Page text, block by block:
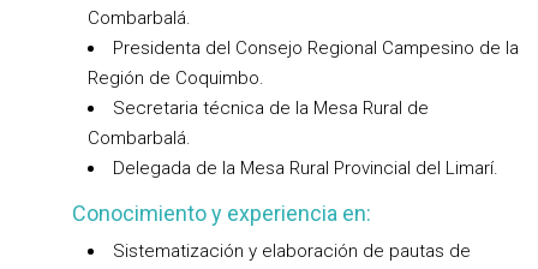
Combarbalá.
Presidenta del Consejo Regional Campesino de la
Región de Coquimbo.
Secretaria técnica de la Mesa Rural de
Combarbalá.
Delegada de la Mesa Rural Provincial del Limarí.
Conocimiento y experiencia en:
Sistematización y elaboración de pautas de